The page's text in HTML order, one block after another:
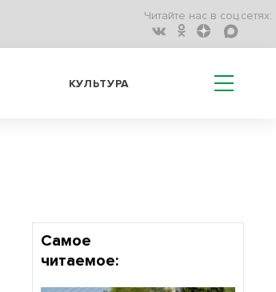
Читайте нас в соц.сетях:
КУЛЬТУРА
Самое
читаемое: